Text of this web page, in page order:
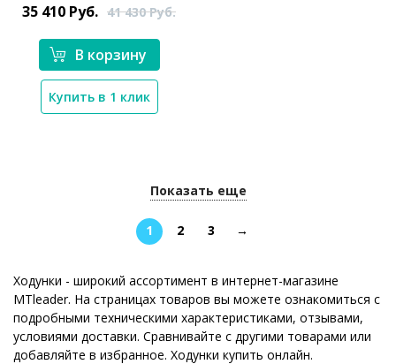
35 410 Руб. 41 430Руб.
В корзину
Купить в 1 клик
Показать еще
1 2 3 →
Ходунки - широкий ассортимент в интернет-магазине
MTleader. На страницах товаров вы можете ознакомиться с
подробными техническими характеристиками, отзывами,
условиями доставки. Сравнивайте с другими товарами или
добавляйте в избранное. Ходунки купить онлайн.